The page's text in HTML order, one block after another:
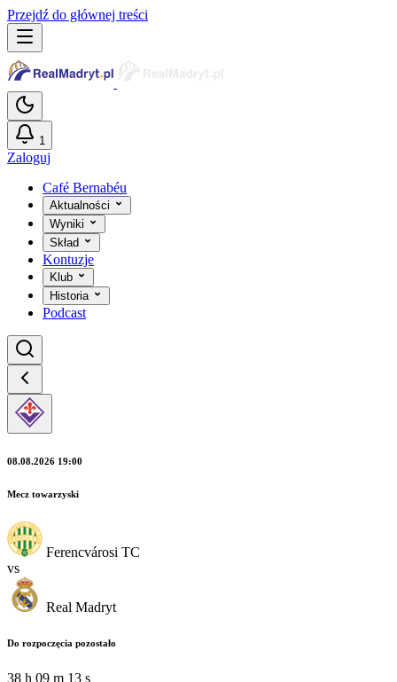
Przejdź do głównej treści
1
Zaloguj
Café Bernabéu
Aktualności
Wyniki
Skład
Kontuzje
Klub
Historia
Podcast
08.08.2026 19:00
Mecz towarzyski
Ferencvárosi TC
vs
Real Madryt
Do rozpoczęcia pozostało
38 h 09 m 11 s